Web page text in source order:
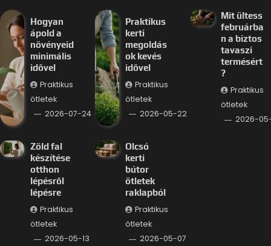
Hogyan
ápold a
növényeid
minimális
idővel
Praktikus
ötletek
2026-07-24
Praktikus
kerti
megoldás
ok kevés
idővel
Praktikus
ötletek
2026-05-22
Mit ültess
februárba
n a biztos
tavaszi
termésért
?
Praktikus
ötletek
2026-
Zöld fal
készítése
otthon
lépésről
lépésre
Praktikus
ötletek
2026-05-13
Olcsó
kerti
bútor
ötletek
raklapból
Praktikus
ötletek
2026-05-07